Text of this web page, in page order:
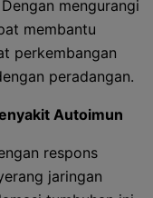
mengurangi
membantu
perkembangan
peradangan.
Autoimun
respons
jaringan